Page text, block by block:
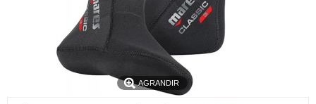
AGRANDIR